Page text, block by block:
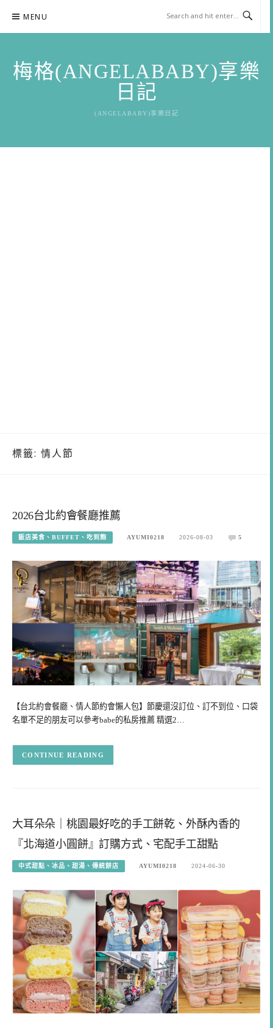
content
MENU
梅格(ANGELABABY)享樂
日記
(ANGELABABY)享樂日記
標籤: 情人節
2026台北約會餐廳推薦
飯店美食、BUFFET、吃到飽 AYUMI0218 2026-08-03 5
【台北約會餐廳、情人節約會懶人包】節慶還沒訂位、訂不到位、口袋
名單不足的朋友可以參考babe的私房推薦 精選2…
CONTINUE READING
大耳朵朵｜桃園最好吃的手工餅乾、外酥內香的
『北海道小圓餅』訂購方式、宅配手工甜點
中式甜點、冰品、甜湯、傳統餅店 AYUMI0218 2024-06-30